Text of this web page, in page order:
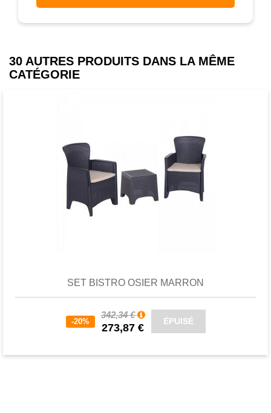
30 AUTRES PRODUITS DANS LA MÊME
CATÉGORIE
SET BISTRO OSIER MARRON
-20%
342,34 €
273,87 €
ÉPUISÉ